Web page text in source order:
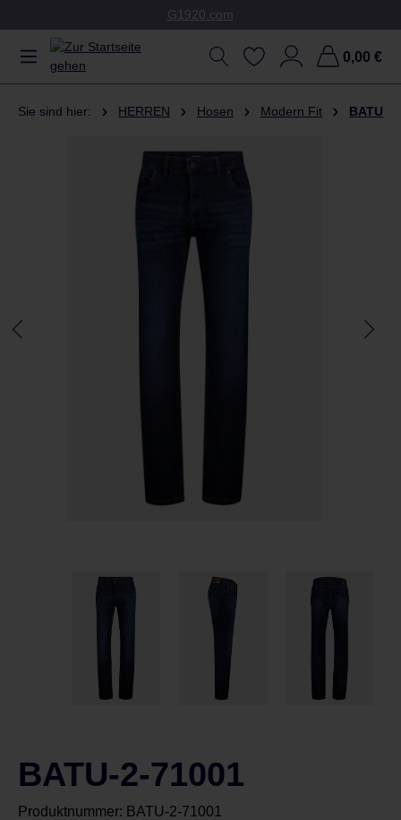
G1920.com
0,00 €
Sie sind hier: HERREN Hosen Modern Fit BATU
BATU-2-71001
Produktnummer: BATU-2-71001